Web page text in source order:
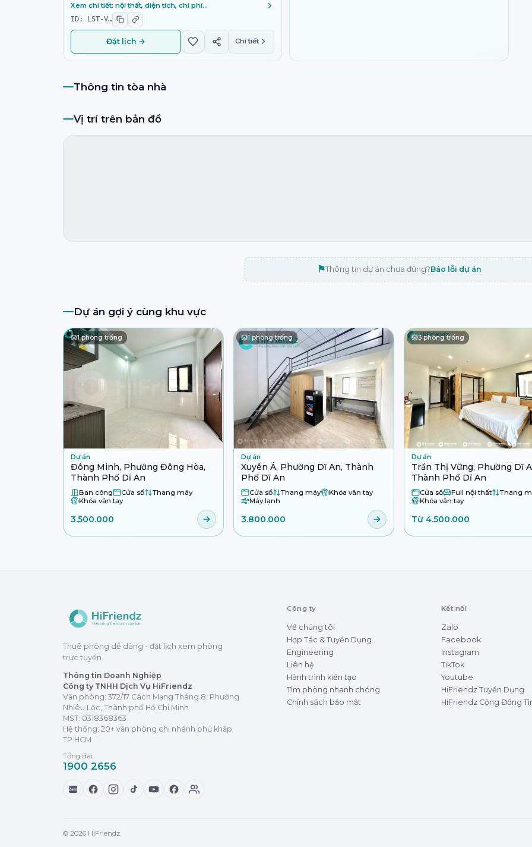
Xem chi tiết: nội thất, diện tích, chi phí…
ID:
LST-V…
Đặt lịch → Chi tiết
Thông tin tòa nhà
Vị trí trên bản đồ
⚑Thông tin dự án chưa đúng?Báo lỗi dự án
Dự án gợi ý cùng khu vực
1phòng trống
Dự án
Đông Minh, Phường Đông Hòa,
Thành Phố Dĩ An
Ban công Cửa sổ
Thang máy
Khóa vân tay
3.500.000
1phòng trống
Dự án
Xuyên Á, Phường Dĩ An, Thành
Phố Dĩ An
Cửa sổ Thang máy
Khóa vân tay
Máy lạnh
3.800.000
3phòng trống
Dự án
Trần Thị Vững, Phường Dĩ
Thành Phố Dĩ An
Cửa sổ Full nội thất
Thang
Khóa vân tay
Từ 4.500.000
Thuê phòng dễ dàng - đặt lịch xem phòng
trực tuyến.
Thông tin Doanh Nghiệp
Công ty TNHH Dịch Vụ HiFriendz
Văn phòng: 372/17 Cách Mạng Tháng 8, Phường
Nhiêu Lộc, Thành phố Hồ Chí Minh
MST: 0318368363
Hệ thống: 20+ văn phòng chi nhánh phủ khắp
TP.HCM
Tổng đài
1900 2656
Zalo
Công ty
Về chúng tôi
Hợp Tác & Tuyển Dụng
Engineering
Liên hệ
Hành trình kiến tạo
Tìm phòng nhanh chóng
Chính sách bảo mật
Kết nối
Zalo
Facebook
Instagram
TikTok
Youtube
HiFriendz Tuyển Dụng
HiFriendz Cộng Đồng
© 2026 HiFriendz